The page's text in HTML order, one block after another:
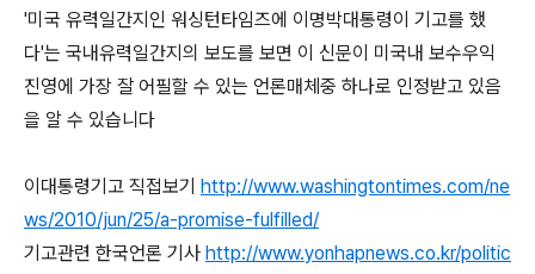
'미국 유력일간지인 워싱턴타임즈에 이명박대통령이 기고를 했
다'는 국내유력일간지의 보도를 보면 이 신문이 미국내 보수우익
진영에 가장 잘 어필할 수 있는 언론매체중 하나로 인정받고 있음
을 알 수 있습니다
이대통령기고 직접보기 http://www.washingtontimes.com/ne
ws/2010/jun/25/a-promise-fulfilled/
기고관련 한국언론 기사 http://www.yonhapnews.co.kr/politic